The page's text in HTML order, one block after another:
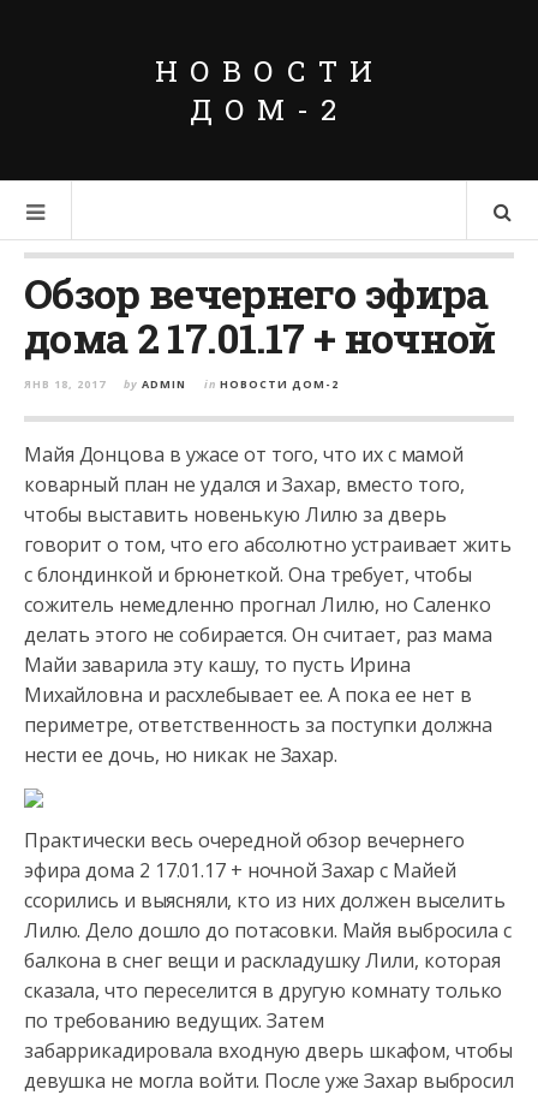
НОВОСТИ
ДОМ-2
Обзор вечернего эфира
дома 2 17.01.17 + ночной
ЯНВ 18, 2017 by ADMIN in НОВОСТИ ДОМ-2
Майя Донцова в ужасе от того, что их с мамой
коварный план не удался и Захар, вместо того,
чтобы выставить новенькую Лилю за дверь
говорит о том, что его абсолютно устраивает жить
с блондинкой и брюнеткой. Она требует, чтобы
сожитель немедленно прогнал Лилю, но Саленко
делать этого не собирается. Он считает, раз мама
Майи заварила эту кашу, то пусть Ирина
Михайловна и расхлебывает ее. А пока ее нет в
периметре, ответственность за поступки должна
нести ее дочь, но никак не Захар.
Практически весь очередной обзор вечернего
эфира дома 2 17.01.17 + ночной Захар с Майей
ссорились и выясняли, кто из них должен выселить
Лилю. Дело дошло до потасовки. Майя выбросила с
балкона в снег вещи и раскладушку Лили, которая
сказала, что переселится в другую комнату только
по требованию ведущих. Затем
забаррикадировала входную дверь шкафом, чтобы
девушка не могла войти. После уже Захар выбросил